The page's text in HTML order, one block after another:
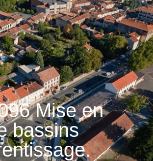
Mise en
bassins